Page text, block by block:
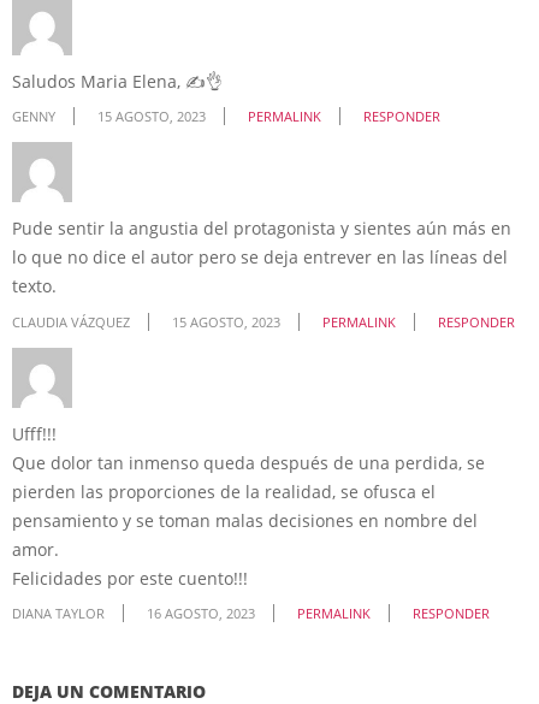
Saludos Maria Elena, ✍️👌
GENNY 15 AGOSTO, 2023 PERMALINK RESPONDER
Pude sentir la angustia del protagonista y sientes aún más en
lo que no dice el autor pero se deja entrever en las líneas del
texto.
CLAUDIA VÁZQUEZ 15 AGOSTO, 2023 PERMALINK RESPONDER
Ufff!!!
Que dolor tan inmenso queda después de una perdida, se
pierden las proporciones de la realidad, se ofusca el
pensamiento y se toman malas decisiones en nombre del
amor.
Felicidades por este cuento!!!
DIANA TAYLOR 16 AGOSTO, 2023 PERMALINK RESPONDER
DEJA UN COMENTARIO